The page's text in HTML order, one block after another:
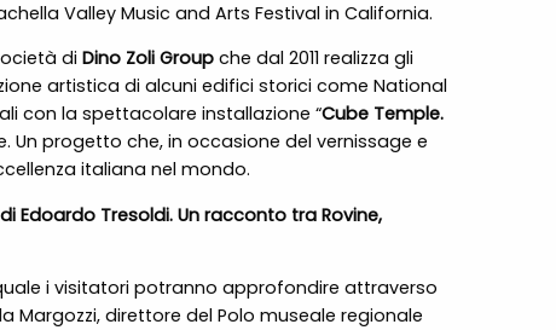
Valley Music and Arts Festival in California.
di Dino Zoli Group che dal 2011 realizza gli
artistica di alcuni edifici storici come National
con la spettacolare installazione “Cube Temple.
progetto che, in occasione del vernissage e
italiana nel mondo.
Edoardo Tresoldi. Un racconto tra Rovine,
i visitatori potranno approfondire attraverso
Margozzi, direttore del Polo museale regionale